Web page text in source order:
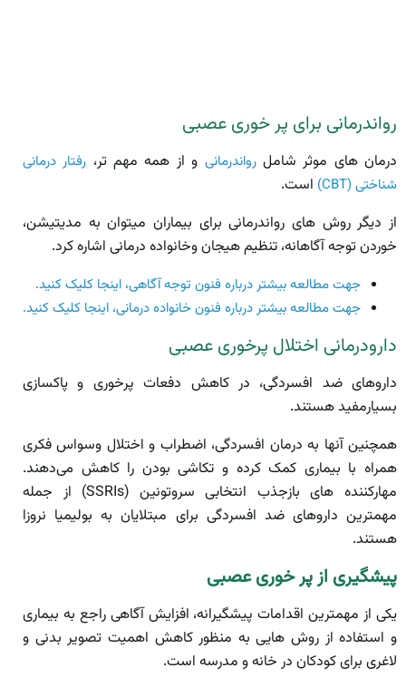
رواندرمانی برای پر خوری عصبی
درمان­ های موثر شاملروان­درمانی و از همه مهم تر، رفتار درمانی
شناختی (CBT)
است.
از دیگر روش ­های روان­درمانی برای بیماران می­توان به مدیتیشن،
خوردن توجه آگاهانه، تنظیم هیجان وخانواده درمانی اشاره کرد.
جهت مطالعه بیشتر درباره فنون توجه آگاهی، اینجا کلیک کنید.
جهت مطالعه بیشتر درباره فنون خانواده درمانی، اینجا کلیک کنید.
دارودرمانی اختلال پرخوری عصبی
داروهای ضد افسردگی، در کاهش دفعات پرخوری و پاکسازی
بسیارمفید هستند.
همچنین آن­ها به درمان افسردگی، اضطراب و اختلال وسواس فکری
همراه با بیماری کمک کرده و تکاشی بودن را کاهش می‌دهند.
مهارکننده ه­ای بازجذب انتخابی سروتونین (SSRIs) از جمله
مهمترین داروهای ضد افسردگی برای مبتلایان به بولیمیا نروزا
هستند.
پیش­­گیری از پر خوری عصبی
یکی از مهمترین اقدامات پیشگیرانه، افزایش آگاهی راجع به بیماری
و استفاده از روش­ هایی به منظور کاهش اهمیت تصویر بدنی و
لاغری برای کودکان در خانه و مدرسه است.